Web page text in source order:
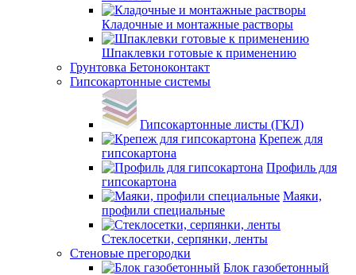
Кладочные и монтажные растворы
Шпаклевки готовые к применению
Грунтовка Бетоноконтакт
Гипсокартонные системы
Гипсокартонные листы (ГКЛ)
Крепеж для
гипсокартона
Профиль для
гипсокартона
Маяки,
профили специальные
Стеклосетки, серпянки, ленты
Стеновые прегородки
Блок газобетонный